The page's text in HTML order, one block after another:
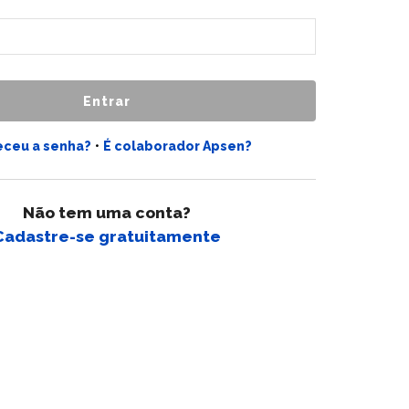
Entrar
a senha? • É colaborador Apsen?
Não tem uma conta?
se gratuitamente